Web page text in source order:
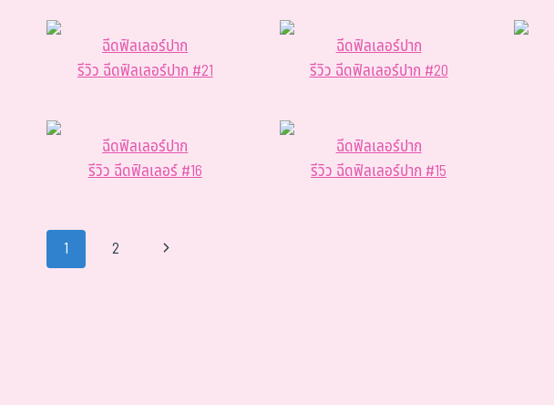
ฉีดฟิลเลอร์ปาก
รีวิว ฉีดฟิลเลอร์ปาก #21
ฉีดฟิลเลอร์ปาก
รีวิว ฉีดฟิลเลอร์ปาก #20
ฉีดฟิลเลอร์ปาก
รีวิว ฉีดฟิลเลอร์ #16
ฉีดฟิลเลอร์ปาก
รีวิว ฉีดฟิลเลอร์ปาก #15
1 2